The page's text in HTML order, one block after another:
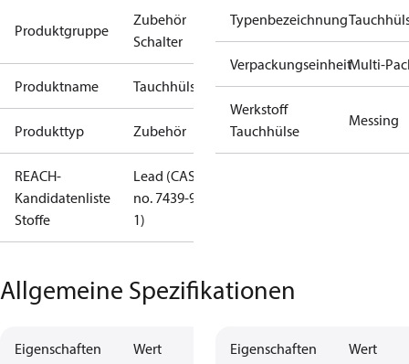
Produktgruppe
Zubehör
Schalter
Produktname Tauchhülse
Produkttyp Zubehör
REACH-
Kandidatenliste
Stoffe
Lead (CAS
no. 7439-92-
1)
Typenbezeichnung
VerpackungseinheitMulti-
Werkstoff
Tauchhülse
Messing
Allgemeine Spezifikationen
Eigenschaften Wert Eigenschaften Wert